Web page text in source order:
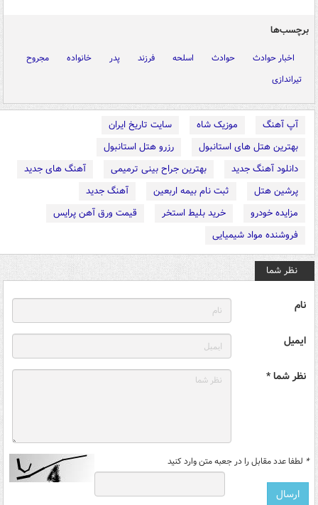
برچسب‌ها
اخبار حوادث حوادث اسلحه فرزند پدر خانواده
مجروح
تیراندازی
آپ آهنگ موزیک شاه
سایت تاریخ ایران
بهترین هتل های استانبول
رزرو هتل استانبول
دانلود آهنگ جدید
بهترین جراح بینی ترمیمی
آهنگ های جدید
پرشین هتل
ثبت نام بیمه اربعین
آهنگ جدید
مزایده خودرو
خرید بلیط استخر
قیمت ورق آهن پرایس
فروشنده مواد شیمیایی
نظر شما
نام
ایمیل
نظر شما *
* لطفا عدد مقابل را در جعبه متن وارد کنید